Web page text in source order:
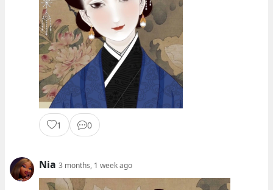
1 0
Nia 3 months, 1 week ago